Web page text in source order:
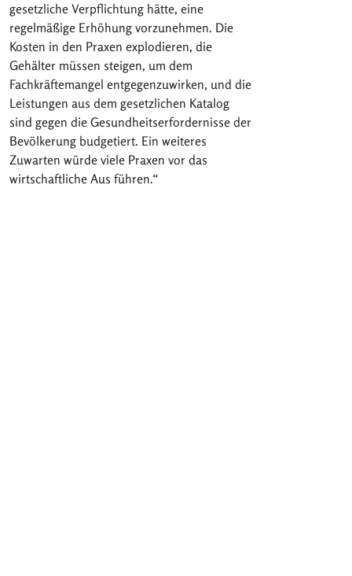
gesetzliche Verpflichtung hätte, eine
regelmäßige Erhöhung vorzunehmen. Die
Kosten in den Praxen explodieren, die
Gehälter müssen steigen, um dem
Fachkräftemangel entgegenzuwirken, und die
Leistungen aus dem gesetzlichen Katalog
sind gegen die Gesundheitserfordernisse der
Bevölkerung budgetiert. Ein weiteres
Zuwarten würde viele Praxen vor das
wirtschaftliche Aus führen.“